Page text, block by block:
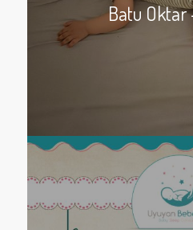
Batu Oktar